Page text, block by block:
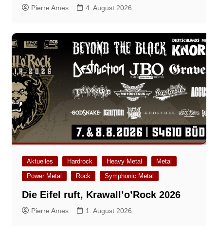
Pierre Ames 4. August 2026
Aktuelles Hardrock Heavy Metal
Metal
Power Metal
Rock Symphonic Metal
Die Eifel ruft, Krawall’o’Rock 2026
Pierre Ames 1. August 2026